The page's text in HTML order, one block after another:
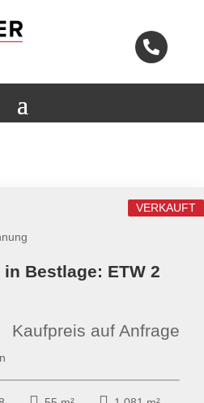

VERKAUFT
Bestlage: ETW 2
Kaufpreis auf Anfrage